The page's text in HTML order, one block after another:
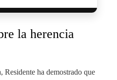
la herencia
Residente ha demostrado que